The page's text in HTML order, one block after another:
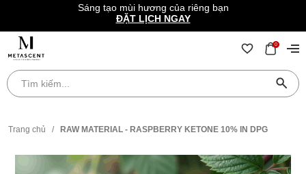
Sáng tạo mùi hương của riêng bạn
ĐẶT LỊCH NGAY
0
Trang chủ / RAW MATERIAL - RASPBERRY KETONE 10% IN DPG